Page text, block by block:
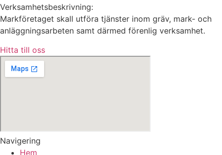
Verksamhetsbeskrivning:
Markföretaget skall utföra tjänster inom gräv, mark- och
anläggningsarbeten samt därmed förenlig verksamhet.
Hitta till oss
Navigering
Hem